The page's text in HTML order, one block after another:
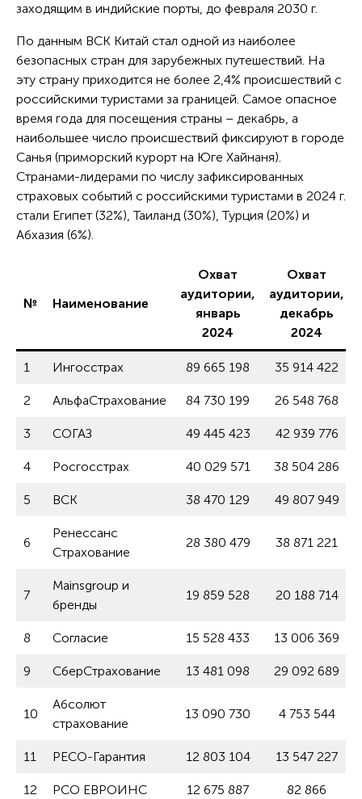
заходящим в индийские порты, до февраля 2030 г.
По данным ВСК Китай стал одной из наиболее
безопасных стран для зарубежных путешествий. На
эту страну приходится не более 2,4% происшествий с
российскими туристами за границей. Самое опасное
время года для посещения страны – декабрь, а
наибольшее число происшествий фиксируют в городе
Санья (приморский курорт на Юге Хайнаня).
Странами-лидерами по числу зафиксированных
страховых событий с российскими туристами в 2024 г.
стали Египет (32%), Таиланд (30%), Турция (20%) и
Абхазия (6%).
№ Наименование
Охват
аудитории,
январь
2024
Охват
аудитории,
декабрь
2024
1 Ингосстрах 89 665 198 35 914 422
2 АльфаСтрахование 84 730 199 26 548 768
3 СОГАЗ 49 445 423 42 939 776
4 Росгосстрах 40 029 571 38 504 286
5 ВСК 38 470 129 49 807 949
6
Ренессанс
Страхование
28 380 479 38 871 221
7
Mainsgroup и
бренды
19 859 528 20 188 714
8 Согласие 15 528 433 13 006 369
9 СберСтрахование 13 481 098 29 092 689
10
Абсолют
страхование
13 090 730 4 753 544
11 РЕСО-Гарантия 12 803 104 13 547 227
12 РСО ЕВРОИНС 12 675 887 82 866